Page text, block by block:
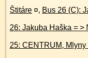
Štitáre ¤,